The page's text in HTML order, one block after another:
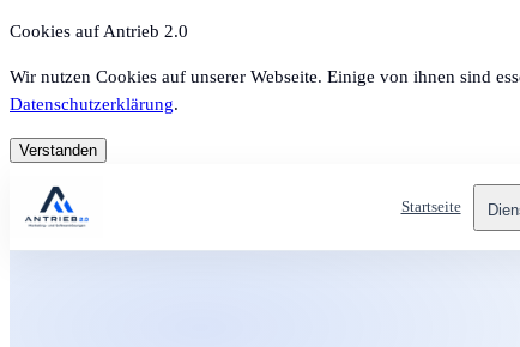
Cookies auf Antrieb 2.0
Wir nutzen Cookies auf unserer Webseite. Einige von ihnen sind
Datenschutzerklärung.
Verstanden
Startseite